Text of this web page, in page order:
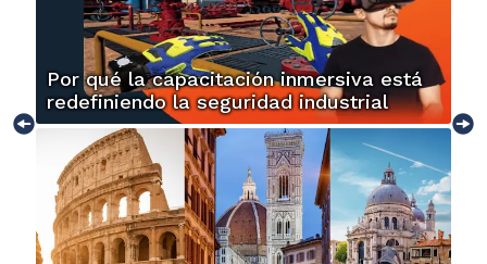
Por qué la capacitación inmersiva está
redefiniendo la seguridad industrial